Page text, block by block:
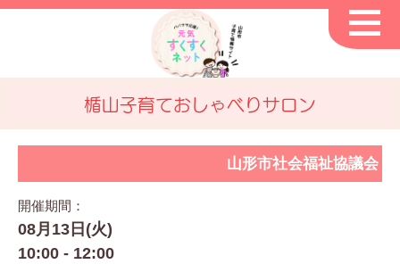
楯山子育ておしゃべりサロン
山形市社会福祉協議会
開催期間：
08月13日(火)
10:00 - 12:00